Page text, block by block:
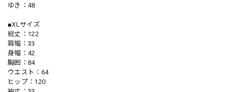
ゆき：48
■XLサイズ
総丈：122
肩幅：33
身幅：42
胸囲：84
ウエスト：64
ヒップ：120